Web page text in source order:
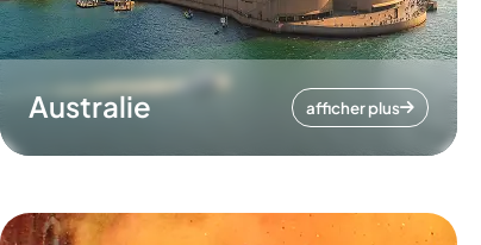
Australie afficher plus